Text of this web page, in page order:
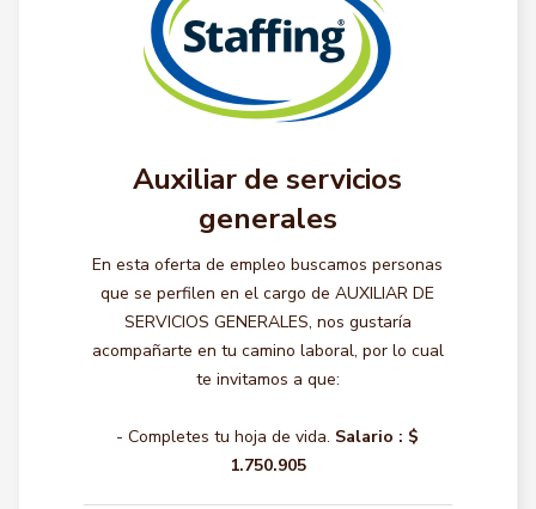
Auxiliar de servicios
generales
En esta oferta de empleo buscamos personas
que se perfilen en el cargo de AUXILIAR DE
SERVICIOS GENERALES, nos gustaría
acompañarte en tu camino laboral, por lo cual
te invitamos a que:
- Completes tu hoja de vida. Salario : $
1.750.905